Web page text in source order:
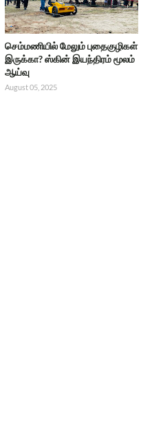
செம்மணியில் மேலும் புதைகுழிகள்
இருக்கா? ஸ்கின் இயந்திரம் மூலம்
ஆய்வு
August 05, 2025